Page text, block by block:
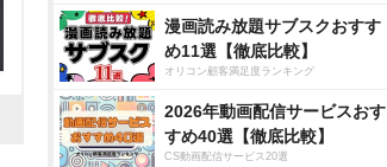
漫画読み放題サブスクおすす
め11選【徹底比較】
オリコン顧客満足度ランキング
2026年動画配信サービスおす
すめ40選【徹底比較】
CS動画配信サービス20選